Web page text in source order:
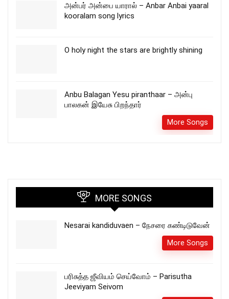
அன்பர் அன்பை யாரால் – Anbar Anbai yaaral
kooralam song lyrics
O holy night the stars are brightly shining
Anbu Balagan Yesu piranthaar – அன்பு
பாலகன் இயேசு பிறந்தார்
More Songs
MORE SONGS
Nesarai kandiduvaen – நேசரை கண்டிடுவேன்
More Songs
பரிசுத்த ஜீவியம் செய்வோம் – Parisutha
Jeeviyam Seivom